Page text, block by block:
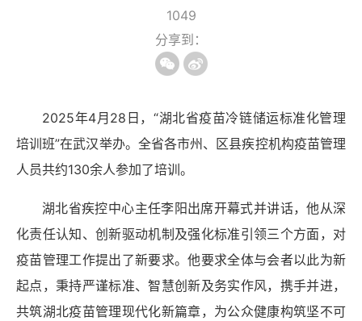
1049
分享到：
2025年4月 28 日，“湖北省疫苗冷链储运标准化管理
培训班”在武汉举办。 全省各市州、区县疾控机构疫苗管理
人员共约130余人参加了培训。
湖北省疾控中心主任李阳出席开幕式并讲话，他从深
化责任认知、创新驱动机制及强化标准引领三个方面，对
疫苗管理工作提出了新要求。他要求全体与会者以此为新
起点，秉持严谨标准、智慧创新及务实作风，携手并进，
共筑湖北疫苗管理现代化新篇章，为公众健康构筑坚不可